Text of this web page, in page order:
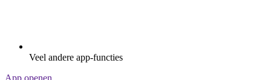
Veel andere app-functies